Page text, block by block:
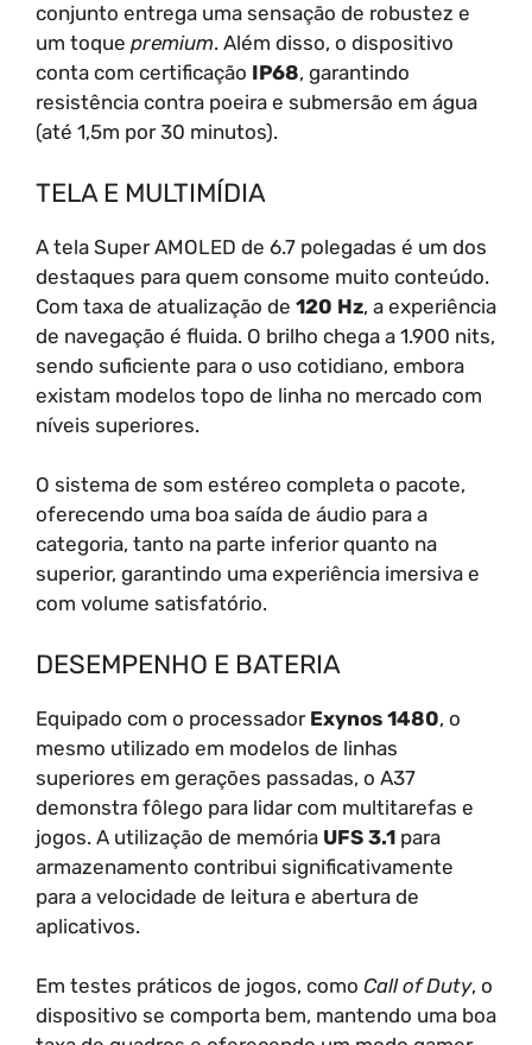
conjunto entrega uma sensação de robustez e
um toque premium. Além disso, o dispositivo
conta com certificação IP68, garantindo
resistência contra poeira e submersão em água
(até 1,5m por 30 minutos).
TELA E MULTIMÍDIA
A tela Super AMOLED de 6.7 polegadas é um dos
destaques para quem consome muito conteúdo.
Com taxa de atualização de 120 Hz, a experiência
de navegação é fluida. O brilho chega a 1.900 nits,
sendo suficiente para o uso cotidiano, embora
existam modelos topo de linha no mercado com
níveis superiores.
O sistema de som estéreo completa o pacote,
oferecendo uma boa saída de áudio para a
categoria, tanto na parte inferior quanto na
superior, garantindo uma experiência imersiva e
com volume satisfatório.
DESEMPENHO E BATERIA
Equipado com o processador Exynos 1480, o
mesmo utilizado em modelos de linhas
superiores em gerações passadas, o A37
demonstra fôlego para lidar com multitarefas e
jogos. A utilização de memória UFS 3.1 para
armazenamento contribui significativamente
para a velocidade de leitura e abertura de
aplicativos.
Em testes práticos de jogos, como Call of Duty, o
dispositivo se comporta bem, mantendo uma boa